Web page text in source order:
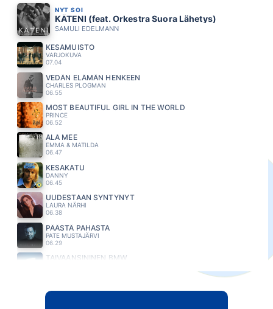
NYT SOI
KÄTENI (feat. Orkestra Suora Lähetys)
SAMULI EDELMANN
KESAMUISTO
VARJOKUVA
07.04
VEDÄN ELÄMÄN HENKEEN
CHARLES PLOGMAN
06.55
MOST BEAUTIFUL GIRL IN THE WORLD
PRINCE
06.52
ÄLÄ MEE
EMMA & MATILDA
06.47
KESAKATU
DANNY
06.45
UUDESTAAN SYNTYNYT
LAURA NÄRHI
06.38
PÄÄSTÄ PAHASTA
PATE MUSTAJÄRVI
06.29
TAIVAANSININEN BMW
MEIJU SUVAS